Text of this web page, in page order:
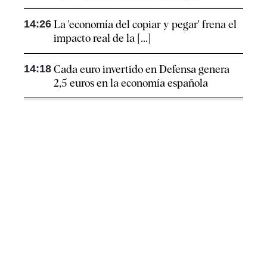
14:26 La 'economía del copiar y pegar' frena el
impacto real de la [...]
14:18 Cada euro invertido en Defensa genera
2,5 euros en la economía española